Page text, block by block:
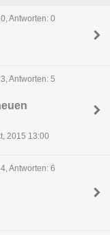
Antworten: 0
Antworten: 5
2015 13:00
Antworten: 6